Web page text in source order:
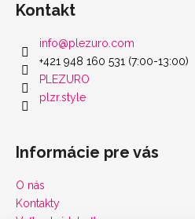
Kontakt
info@plezuro.com
+421 948 160 531 (7:00-13:00)
PLEZURO
plzr.style
Informácie pre vás
O nás
Kontakty